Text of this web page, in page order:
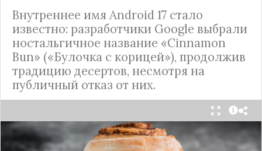
Внутреннее имя Android 17 стало
известно: разработчики Google выбрали
ностальгичное название «Cinnamon
Bun» («Булочка с корицей»), продолжив
традицию десертов, несмотря на
публичный отказ от них.
Стало известно внутреннее кодовое имя
следующей крупной версии Android. Как